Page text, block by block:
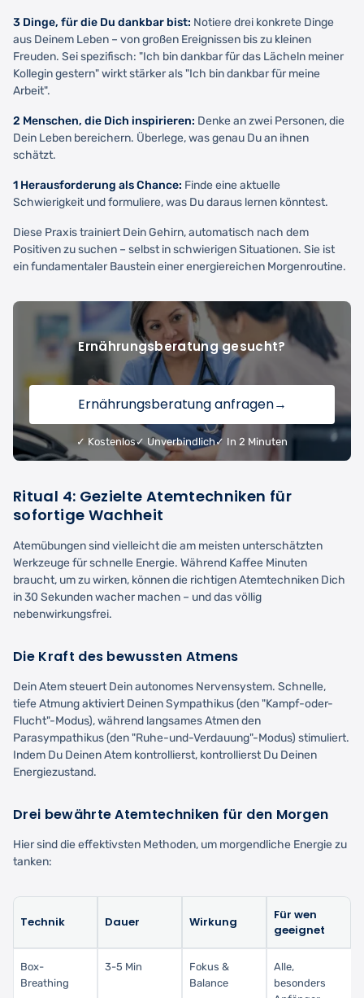
3 Dinge, für die Du dankbar bist: Notiere drei konkrete Dinge
aus Deinem Leben – von großen Ereignissen bis zu kleinen
Freuden. Sei spezifisch: "Ich bin dankbar für das Lächeln meiner
Kollegin gestern" wirkt stärker als "Ich bin dankbar für meine
Arbeit".
2 Menschen, die Dich inspirieren: Denke an zwei Personen, die
Dein Leben bereichern. Überlege, was genau Du an ihnen
schätzt.
1 Herausforderung als Chance: Finde eine aktuelle
Schwierigkeit und formuliere, was Du daraus lernen könntest.
Diese Praxis trainiert Dein Gehirn, automatisch nach dem
Positiven zu suchen – selbst in schwierigen Situationen. Sie ist
ein fundamentaler Baustein einer energiereichen Morgenroutine.
Ernährungsberatung gesucht?
Ernährungsberatung anfragen→
✓ Kostenlos✓ Unverbindlich✓ In 2 Minuten
Ritual 4: Gezielte Atemtechniken für
sofortige Wachheit
Atemübungen sind vielleicht die am meisten unterschätzten
Werkzeuge für schnelle Energie. Während Kaffee Minuten
braucht, um zu wirken, können die richtigen Atemtechniken Dich
in 30 Sekunden wacher machen – und das völlig
nebenwirkungsfrei.
Die Kraft des bewussten Atmens
Dein Atem steuert Dein autonomes Nervensystem. Schnelle,
tiefe Atmung aktiviert Deinen Sympathikus (den "Kampf-oder-
Flucht"-Modus), während langsames Atmen den
Parasympathikus (den "Ruhe-und-Verdauung"-Modus) stimuliert.
Indem Du Deinen Atem kontrollierst, kontrollierst Du Deinen
Energiezustand.
Drei bewährte Atemtechniken für den Morgen
Hier sind die effektivsten Methoden, um morgendliche Energie zu
tanken:
Technik Dauer Wirkung
Für wen
geeignet
Box-
Breathing
3-5 Min
Fokus &
Balance
Alle,
besonders